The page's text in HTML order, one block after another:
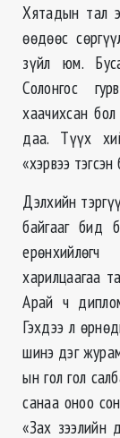
Хятадын тал
өөдөөс
зүйл юм.
Солонгос
хаачихсан
даа. Түүх
«хэрвээ
Дэлхийн
байгааг бид
харилцаагаа
Арай ч
Гэхдээ л
шинэ дэг
ын гол гол
санаа оноо
«Зах зээлийн